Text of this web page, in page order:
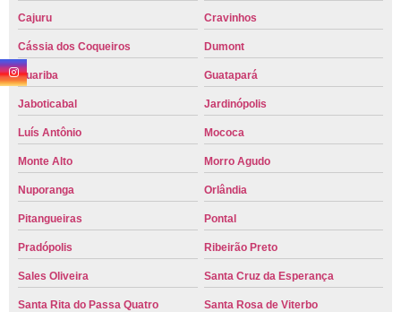
Cajuru Cravinhos
Cássia dos Coqueiros Dumont
Guariba Guatapará
Jaboticabal Jardinópolis
Luís Antônio Mococa
Monte Alto Morro Agudo
Nuporanga Orlândia
Pitangueiras Pontal
Pradópolis Ribeirão Preto
Sales Oliveira Santa Cruz da Esperança
Santa Rita do Passa Quatro Santa Rosa de Viterbo